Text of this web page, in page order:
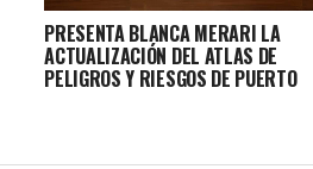
PRESENTA BLANCA MERARI LA
ACTUALIZACIÓN DEL ATLAS DE
PELIGROS Y RIESGOS DE PUERTO